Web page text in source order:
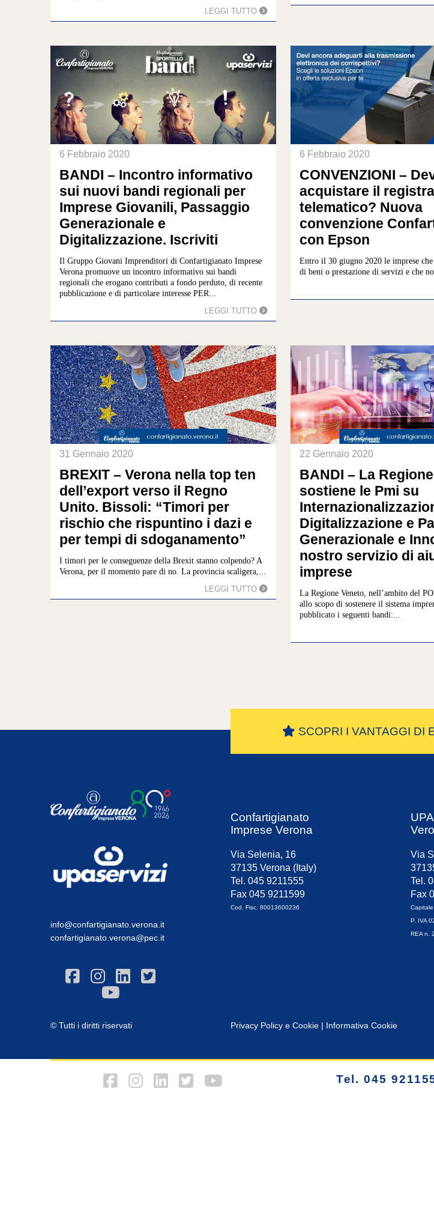
LEGGI TUTTO
6 Febbraio 2020
BANDI – Incontro informativo
sui nuovi bandi regionali per
Imprese Giovanili, Passaggio
Generazionale e
Digitalizzazione. Iscriviti
Il Gruppo Giovani Imprenditori di Confartigianato Imprese
Verona promuove un incontro informativo sui bandi
regionali che erogano contributi a fondo perduto, di recente
pubblicazione e di particolare interesse PER...
LEGGI TUTTO
6 Febbraio 2020
CONVENZIONI –
acquistare il
telematico? Nuova
convenzione
con Epson
Entro il 30 giugno 2020 le imprese che
di beni o prestazione di servizi e che
31 Gennaio 2020
BREXIT – Verona nella top ten
dell’export verso il Regno
Unito. Bissoli: “Timori per
rischio che rispuntino i dazi e
per tempi di sdoganamento”
I timori per le conseguenze della Brexit stanno colpendo? A
Verona, per il momento pare di no. La provincia scaligera,...
LEGGI TUTTO
22 Gennaio 2020
BANDI – La
sostiene le Pmi su
Digitalizzazione e
Generazionale e
nostro servizio di
imprese
La Regione Veneto, nell’ambito del
allo scopo di sostenere il sistema
pubblicato i seguenti bandi:...
SCOPRI I VANTAGGI DI
info@confartigianato.verona.it
confartigianato.verona@pec.it
Confartigianato
Imprese Verona
Via Selenia, 16
37135 Verona (Italy)
Tel. 045 9211555
Fax 045 9211599
Cod. Fisc. 80013600236
Via
Tel.
Fax
P. IVA
REA n.
© Tutti i diritti riservati Privacy Policy e Cookie | Informativa Cookie
Tel. 045